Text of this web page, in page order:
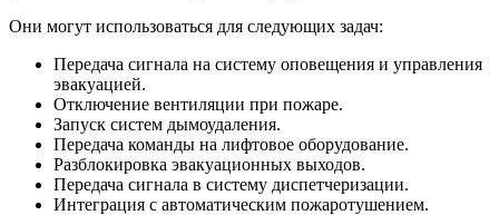
Они могут использоваться для следующих задач:
Передача сигнала на систему оповещения и управления
эвакуацией.
Отключение вентиляции при пожаре.
Запуск систем дымоудаления.
Передача команды на лифтовое оборудование.
Разблокировка эвакуационных выходов.
Передача сигнала в систему диспетчеризации.
Интеграция с автоматическим пожаротушением.